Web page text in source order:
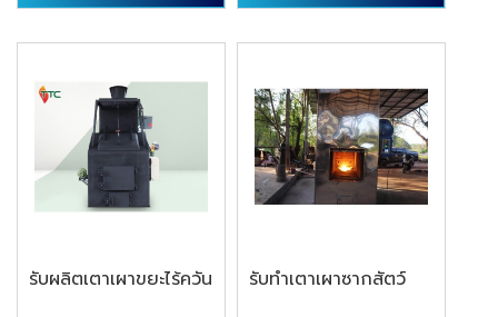
รับผลิตเตาเผาขยะไร้ควัน รับทำเตาเผาซากสัตว์